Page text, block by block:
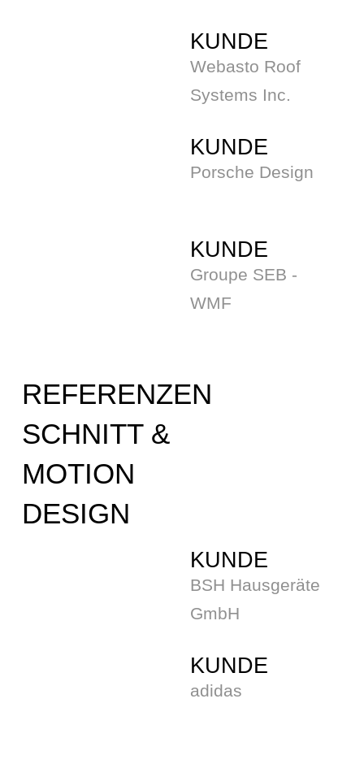
KUNDE
Webasto Roof
Systems Inc.
KUNDE
Porsche Design
KUNDE
Groupe SEB -
WMF
REFERENZEN
SCHNITT &
MOTION
DESIGN
KUNDE
BSH Hausgeräte
GmbH
KUNDE
adidas